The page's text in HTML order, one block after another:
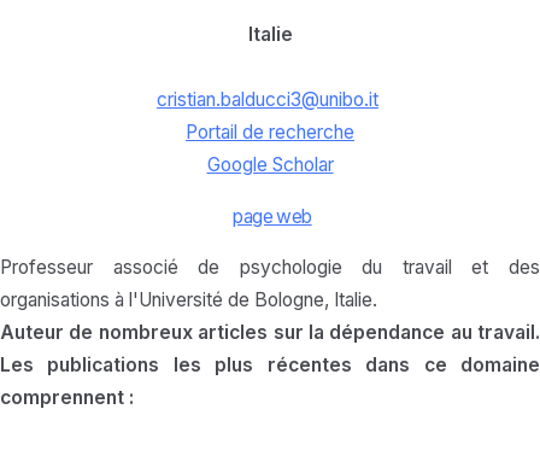
Italie
cristian.balducci3@unibo.it
Portail de recherche
Google Scholar
page web
Professeur associé de psychologie du travail et des
organisations à l'Université de Bologne, Italie.
Auteur de nombreux articles sur la dépendance au travail.
Les publications les plus récentes dans ce domaine
comprennent :